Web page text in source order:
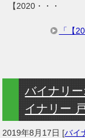
【2020・・・
「【
バイナリ
イナリー
2019年8月17日 [バイ